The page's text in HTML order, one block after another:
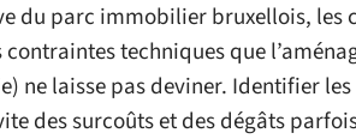
du parc immobilier bruxellois, les
contraintes techniques que
ne laisse pas deviner. Identifier
des surcoûts et des dégâts